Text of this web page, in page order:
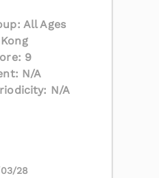
All Ages
9
N/A
N/A
28